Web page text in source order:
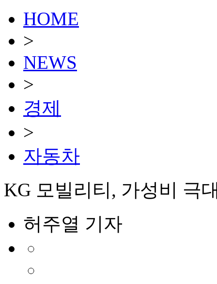
HOME
>
NEWS
>
경제
>
자동차
KG 모빌리티, 가성비 극
허주열 기자